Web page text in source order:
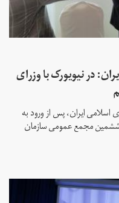
در نیویورک با وزرای
اسلامی ایران، پس از ورود به
مجمع عمومی سازمان